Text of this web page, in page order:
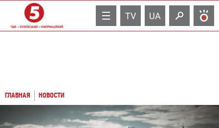
TV UA
ГЛАВНАЯ НОВОСТИ